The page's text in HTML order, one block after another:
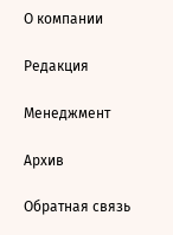
О компании
Редакция
Менеджмент
Архив
Обратная связь